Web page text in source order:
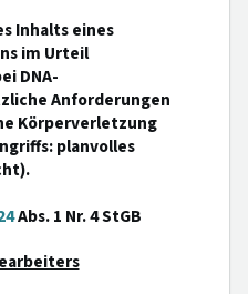
Inhalts eines
im Urteil
DNA-
Anforderungen
Körperverletzung
planvolles
Abs. 1 Nr. 4 StGB